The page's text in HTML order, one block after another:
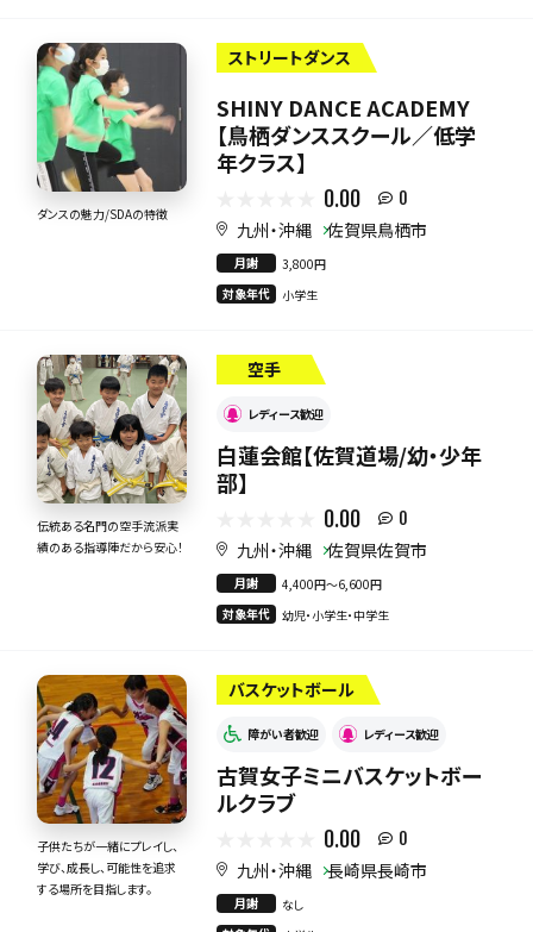
ダンスの魅力/SDAの特徴
ストリートダンス
SHINY DANCE ACADEMY
【鳥栖ダンススクール／低学
年クラス】
0.00 0
九州・沖縄 佐賀県鳥栖市
月謝
3,800円
対象年代
小学生
伝統ある名門の空手流派実
績のある指導陣だから安心！
空手
レディース歓迎
白蓮会館【佐賀道場/幼・少年
部】
0.00 0
九州・沖縄 佐賀県佐賀市
月謝
4,400円〜6,600円
対象年代
幼児・小学生・中学生
子供たちが一緒にプレイし、
学び、成長し、可能性を追求
する場所を目指します。
バスケットボール
障がい者歓迎 レディース歓迎
古賀女子ミニバスケットボー
ルクラブ
0.00 0
九州・沖縄 長崎県長崎市
月謝
なし